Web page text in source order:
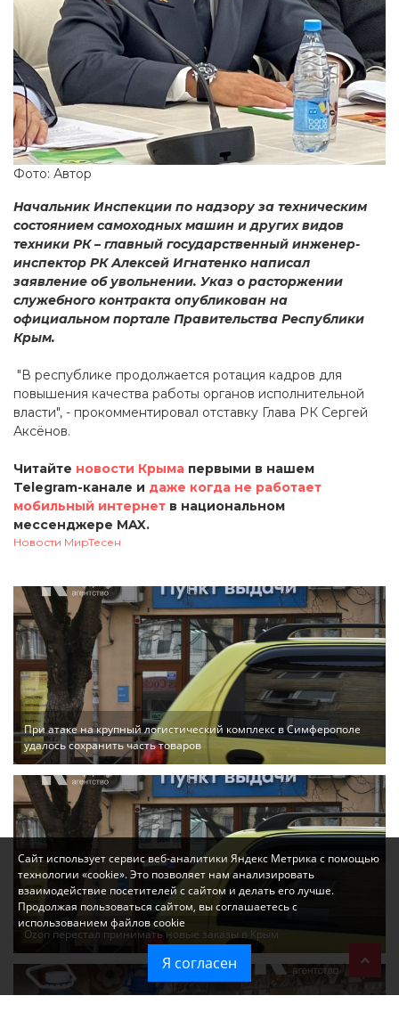
Фото: Автор
Начальник Инспекции по надзору за техническим
состоянием самоходных машин и других видов
техники РК – главный государственный инженер-
инспектор РК Алексей Игнатенко написал
заявление об увольнении. Указ о расторжении
служебного контракта опубликован на
официальном портале Правительства Республики
Крым.
"В республике продолжается ротация кадров для
повышения качества работы органов исполнительной
власти", - прокомментировал отставку Глава РК Сергей
Аксёнов.
Читайте новости Крыма первыми в нашем
Telegram-канале и даже когда не работает
мобильный интернет в национальном
мессенджере MAX.
Новости МирТесен
При атаке на крупный логистический комплекс в Симферополе
удалось сохранить часть товаров
Ozon перестал принимать новые заказы в Крым
Сайт использует сервис веб-аналитики Яндекс Метрика с помощью
технологии «cookie». Это позволяет нам анализировать
взаимодействие посетителей с сайтом и делать его лучше.
Продолжая пользоваться сайтом, вы соглашаетесь с
использованием файлов cookie
Я согласен